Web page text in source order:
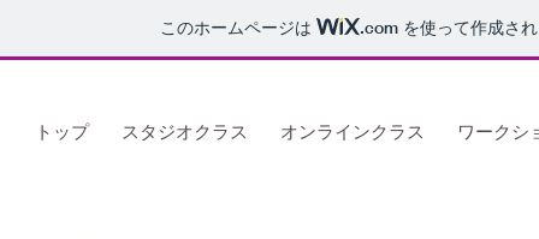
このホームページは .com を使って作成さ
トップ スタジオクラス オンラインクラス ワークシ